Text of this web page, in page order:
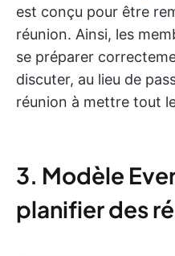
est conçu pour être
réunion. Ainsi, les
se préparer
discuter, au lieu de
réunion à mettre tout
3. Modèle
planifier des